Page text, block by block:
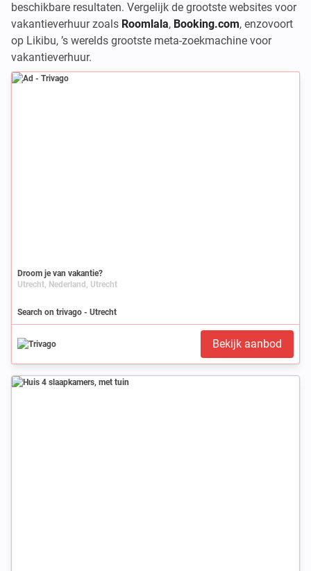
beschikbare resultaten. Vergelijk de grootste websites voor
vakantieverhuur zoals Roomlala, Booking.com, enzovoort
op Likibu, ’s werelds grootste meta-zoekmachine voor
vakantieverhuur.
Ad
Droom je van vakantie?
Utrecht, Nederland, Utrecht
Search on trivago - Utrecht
Bekijk aanbod